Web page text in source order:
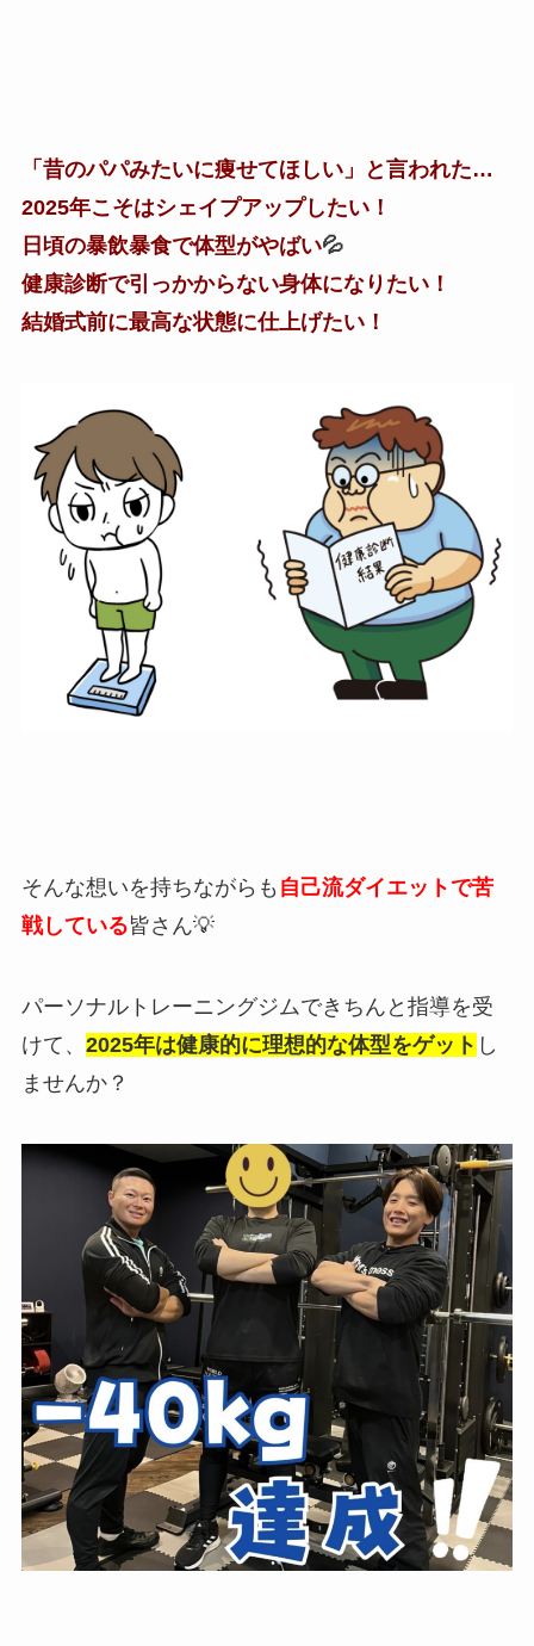
「昔のパパみたいに痩せてほしい」と言われた…
2025年こそはシェイプアップしたい！
日頃の暴飲暴食で体型がやばい💦
健康診断で引っかからない身体になりたい！
結婚式前に最高な状態に仕上げたい！
そんな想いを持ちながらも 自己流ダイエットで苦
戦している皆さん💡
パーソナルトレーニングジムできちんと指導を受
けて、 2025年は健康的に理想的な体型をゲット し
ませんか？